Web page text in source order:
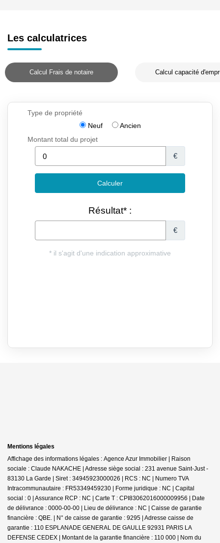
Les calculatrices
Calcul Frais de notaire Calcul capacité
Mentions légales
Affichage des informations légales : Agence Azur Immobilier | Raison
sociale : Claude NAKACHE | Adresse siège social : 231 avenue Saint-Just -
83130 La Garde | Siret : 34945923000026 | RCS : NC | Numero TVA
Intracommunautaire : FR53349459230 | Forme juridique : NC | Capital
social : 0 | Assurance RCP : NC | Carte T : CPI83062016000009956 | Date
de délivrance : 0000-00-00 | Lieu de délivrance : NC | Caisse de garantie
financière : QBE. | N° de caisse de garantie : 9295 | Adresse caisse de
garantie : 110 ESPLANADE GENERAL DE GAULLE 92931 PARIS LA
DEFENSE CEDEX | Montant de la garantie financière : 110 000 | Nom du